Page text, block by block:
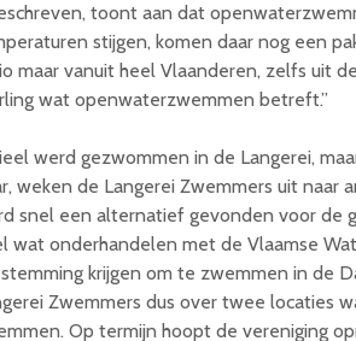
toont aan dat
stijgen, komen daar nog een
maar vanuit heel Vlaanderen, zelfs uit
wat openwaterzwemmen betreft.”
werd gezwommen in de Langerei,
weken de Langerei Zwemmers uit naar
snel een alternatief gevonden voor de
wat onderhandelen met de Vlaamse
krijgen om te zwemmen in de
Zwemmers dus over twee locaties
Op termijn hoopt de vereniging